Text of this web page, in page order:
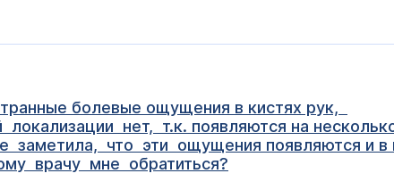
болевые ощущения в кистях рук,
нет, т.к. появляются на
что эти ощущения появляются и в
врачу мне обратиться?